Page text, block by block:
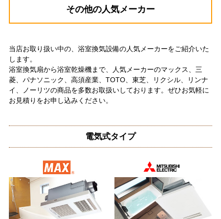
サイトが見やすかった 商品選定がしやすかった
価格が安かった
お客様の声をもっと見る
その他の人気メーカー
当店お取り扱い中の、浴室換気設備の人気メーカーをご紹介いた
します。
浴室換気扇から浴室乾燥機まで、人気メーカーのマックス、三
菱、パナソニック、高須産業、TOTO、東芝、リクシル、リンナ
イ、ノーリツの商品を多数お取扱いしております。ぜひお気軽に
お見積りをお申し込みください。
電気式タイプ